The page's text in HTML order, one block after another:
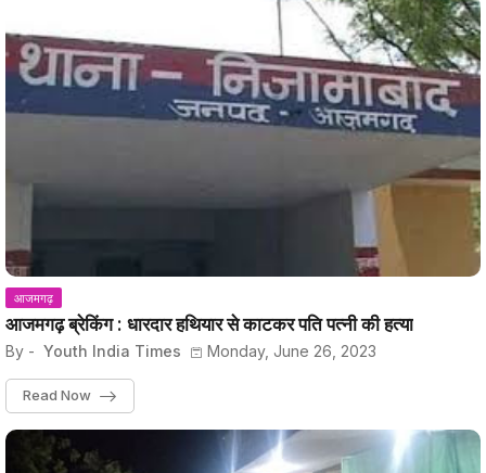
आजमगढ़
आजमगढ़ ब्रेकिंग : धारदार हथियार से काटकर पति पत्नी की हत्या
By - Youth India Times Monday, June 26, 2023
Read Now